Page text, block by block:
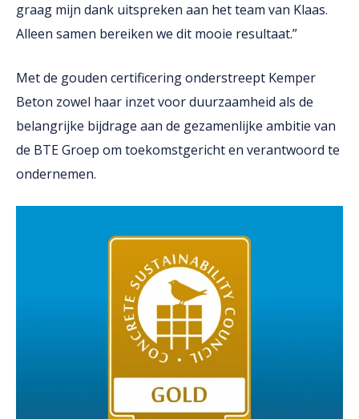
graag mijn dank uitspreken aan het team van Klaas.
Alleen samen bereiken we dit mooie resultaat.”
Met de gouden certificering onderstreept Kemper
Beton zowel haar inzet voor duurzaamheid als de
belangrijke bijdrage aan de gezamenlijke ambitie van
de BTE Groep om toekomstgericht en verantwoord te
ondernemen.